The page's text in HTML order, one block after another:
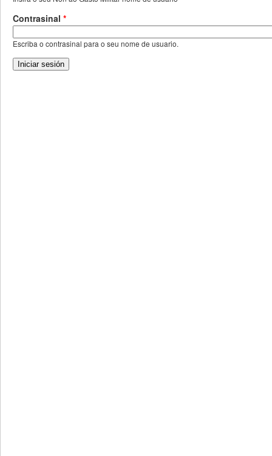
Contrasinal *
Escriba o contrasinal para o seu nome de usuario.